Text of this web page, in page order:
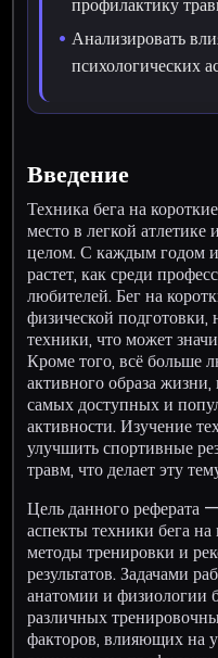
Анализировать
психологических
Введение
Техника бега на
место в легкой
целом. С каждым годом
растет, как среди
любителей. Бег на
физической
техники, что может
Кроме того, всё больше
активного образа
самых доступных и
активности. Изучение
улучшить спортивные
травм, что делает эту
Цель данного реферата
аспекты техники бега
методы тренировки и
результатов. Задачами
анатомии и физиологии
различных
факторов, влияющих на